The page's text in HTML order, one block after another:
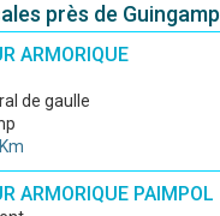
près de Guingamp
ARMORIQUE
de gaulle
ARMORIQUE PAIMPOL